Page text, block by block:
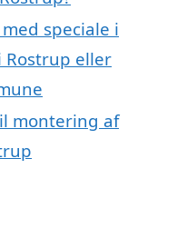
speciale i
eller
montering af